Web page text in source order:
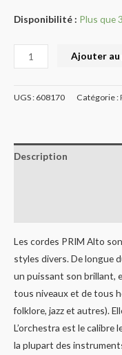
Disponibilité : Plus que
Ajouter au
UGS : 608170 Catégorie :
Description
Les cordes PRIM Alto
styles divers. De longue
un puissant son brillant,
tous niveaux et de tous
folklore, jazz et autres).
L’orchestra est le calibre
la plupart des